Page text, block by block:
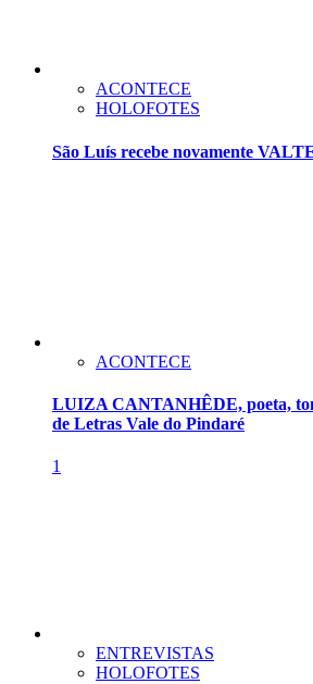
ACONTECE
HOLOFOTES
São Luís recebe novamente
ACONTECE
LUIZA CANTANHÊDE, poeta,
de Letras Vale do Pindaré
1
ENTREVISTAS
HOLOFOTES